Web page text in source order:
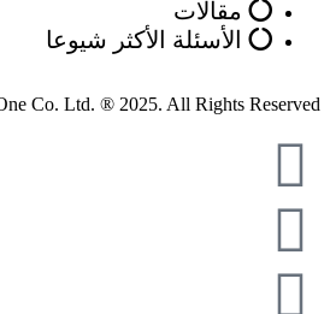
مقالات
الأسئلة الأكثر شيوعا
Co. Ltd. ® 2025. All Rights Reserved.